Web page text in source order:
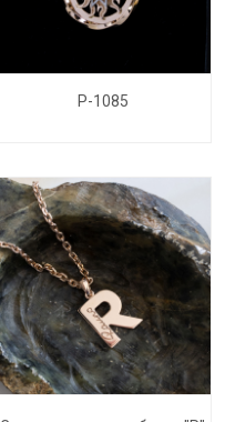
P-1085